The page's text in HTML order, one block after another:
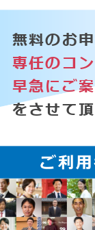
無料のお申
専任のコ
早急にご
をさせて頂